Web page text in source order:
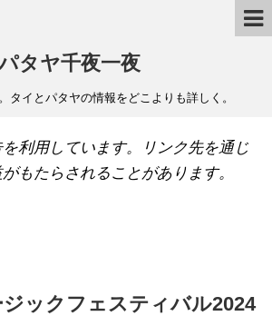
タヤ千夜一夜
タイとパタヤの情報をどこよりも詳しく。
利用しています。リンク先を通じ
もたらされることがあります。
ックフェスティバル2024